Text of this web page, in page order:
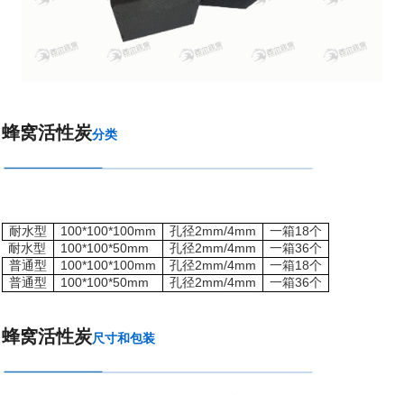
蜂窝活性炭分类
耐水型 100*100*100mm 孔径2mm/4mm
一箱18个
耐水型
100*100*50mm 孔径2mm/4mm
一箱36个
普通型
100*100*100mm 孔径2mm/4mm
一箱18个
普通型
100*100*50mm 孔径2mm/4mm 一箱36个
蜂窝活性炭尺寸和包装